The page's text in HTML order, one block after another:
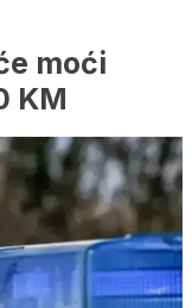
moći
KM